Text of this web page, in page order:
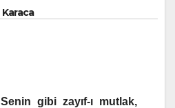
gibi zayıf-ı mutlak,